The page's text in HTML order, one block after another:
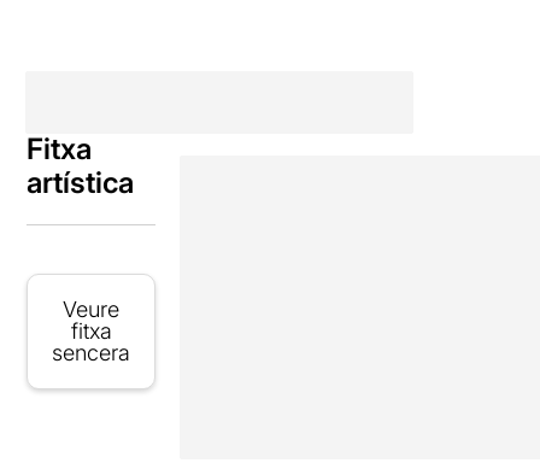
Fitxa
artística
Veure
fitxa
sencera